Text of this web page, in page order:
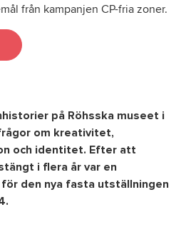
från kampanjen CP-fria zoner.
på Röhsska museet i
om kreativitet,
och identitet. Efter att
i flera år var en
den nya fasta utställningen